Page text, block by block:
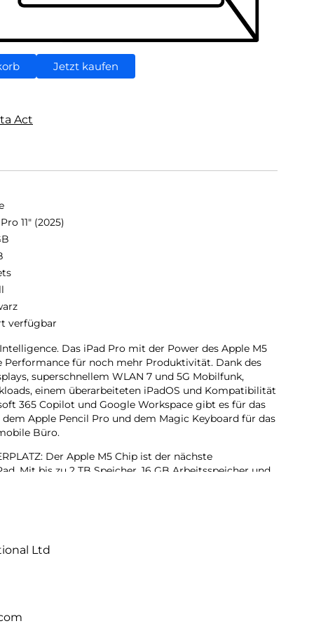
Jetzt kaufen
Act
11" (2025)
verfügbar
Das iPad Pro mit der Power des Apple M5
Performance für noch mehr Produktivität. Dank des
superschnellem WLAN 7 und 5G Mobilfunk,
einem überarbeiteten iPadOS und Kompatibilität
365 Copilot und Google Workspace gibt es für das
Apple Pencil Pro und dem Magic Keyboard für das
Büro.
Der Apple M5 Chip ist der nächste
Mit bis zu 2 TB Speicher, 16 GB Arbeitsspeicher und
für KI Performance können Projekte jeder Größe
Mit dem intuitiven und flexiblen Fenstersystem
und verwaltet wie nie zuvor.
ist das persönliche Intelligenz System. Es hilft
und Dinge einfacher zu erledigen – mit
jedem Schritt.
Das fortschrittlichste Display der Welt mit extremer
Ltd